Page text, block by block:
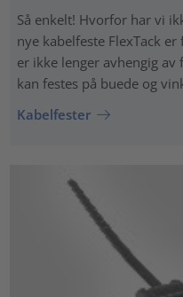
Så enkelt! Hvorfor har vi
nye kabelfeste FlexTack
er ikke lenger avhengig av
kan festes på buede og
Kabelfester